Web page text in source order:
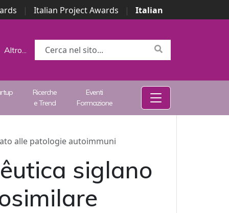
| Italian Project Awards |
Italian
Altro...
Ricerche
e Trend
Eventi
Formazione
alle patologie autoimmuni
siglano